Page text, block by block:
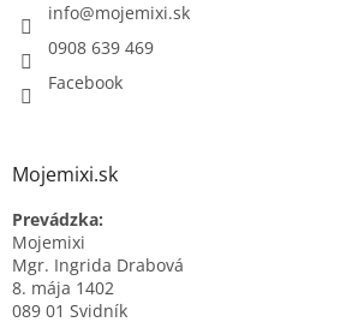
info@mojemixi.sk
0908 639 469
Facebook
Mojemixi.sk
Prevádzka:
Mojemixi
Mgr. Ingrida Drabová
8. mája 1402
089 01 Svidník